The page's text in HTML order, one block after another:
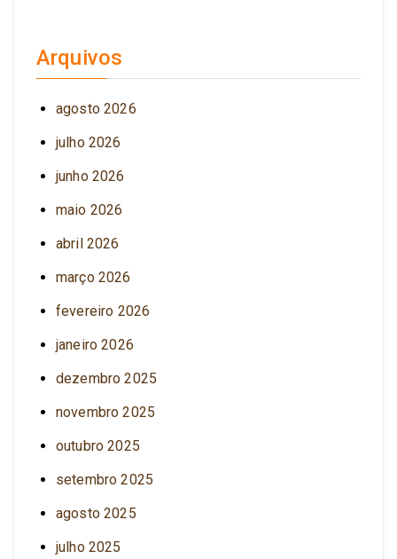
Arquivos
agosto 2026
julho 2026
junho 2026
maio 2026
abril 2026
março 2026
fevereiro 2026
janeiro 2026
dezembro 2025
novembro 2025
outubro 2025
setembro 2025
agosto 2025
julho 2025